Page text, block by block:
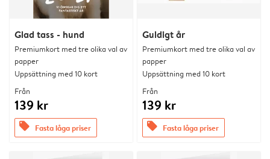
Glad tass - hund
Premiumkort med tre olika val av
papper
Uppsättning med 10 kort
Från
139 kr
offers Fasta låga priser
Guldigt år
Premiumkort med tre olika val av
papper
Uppsättning med 10 kort
Från
139 kr
offers Fasta låga priser